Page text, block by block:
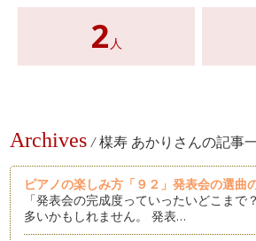
2 人
Archives / 楳寿 あかりさんの記事
ピアノの楽しみ方「９２」発表会の選曲
「発表会の完成度っていったいどこまで
多いかもしれません。 発表…